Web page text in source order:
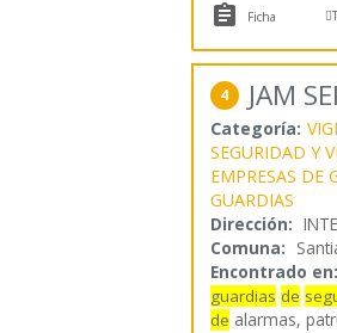
 Ficha 
4 JAM
Categoría:
SEGURIDAD Y
EMPRESAS DE
GUARDIAS
Dirección:
Comuna:
Encontrado en:
guardias de
de alarmas,